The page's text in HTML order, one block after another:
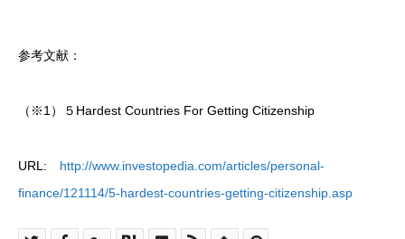
参考文献：
（※1）５Hardest Countries For Getting Citizenship
URL: http://www.investopedia.com/articles/personal-
finance/121114/5-hardest-countries-getting-citizenship.asp